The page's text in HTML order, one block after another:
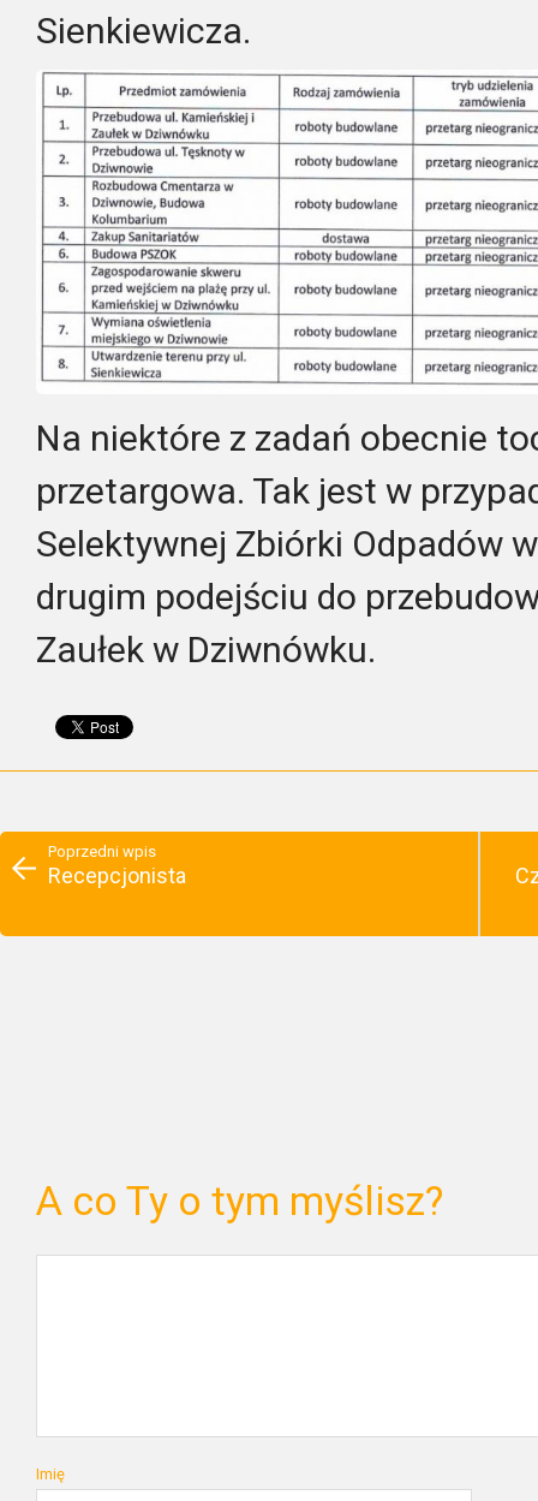
Sienkiewicza.
Na niektóre z zadań obecnie
przetargowa. Tak jest w
Selektywnej Zbiórki Odpadów
drugim podejściu do
Zaułek w Dziwnówku.
Poprzedni wpis
Recepcjonista
A co Ty o tym myślisz?
Imię